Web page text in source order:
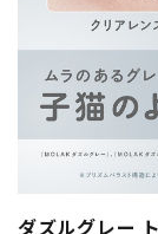
ダズルグレー